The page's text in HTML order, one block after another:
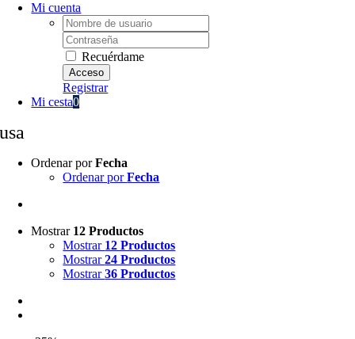
Mi cuenta
Username:
Password:
Recuérdame
Registrar
Mi cesta0
usa
Ordenar porFecha
Ordenar porFecha
Mostrar 12 Productos
Mostrar 12 Productos
Mostrar24 Productos
Mostrar36 Productos